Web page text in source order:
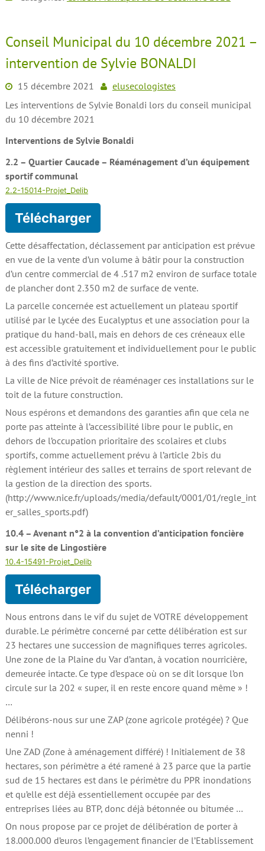
Conseil Municipal du 10 décembre 2021 –
intervention de Sylvie BONALDI
15 décembre 2021
elusecologistes
Les interventions de Sylvie Bonaldi lors du conseil municipal
du 10 décembre 2021
Interventions de Sylvie Bonaldi
2.2 – Quartier Caucade – Réaménagement d’un équipement
sportif communal
2.2-15014-Projet_Delib
Télécharger
Cette désaffectation, déclassement par anticipation est prévue
en vue de la vente d’un volume à bâtir pour la construction
d’un centre commercial de 4 .517 m2 environ de surface totale
de plancher dont 2.350 m2 de surface de vente.
La parcelle concernée est actuellement un plateau sportif
utilisé par le Lycée des Eucalyptus et une association pour la
pratique du hand-ball, mais en dehors de ces créneaux elle
est accessible gratuitement et individuellement pour le public
à des fins d’activité sportive.
La ville de Nice prévoit de réaménager ces installations sur le
toit de la future construction.
Nous espérons et demandons des garanties afin que cela ne
porte pas atteinte à l’accessibilité libre pour le public, en
dehors de l’occupation prioritaire des scolaires et clubs
sportifs, comme actuellement prévu à l’article 2bis du
règlement intérieur des salles et terrains de sport relevant de
la gestion de la direction des sports.
(http://www.nice.fr/uploads/media/default/0001/01/regle_int
er_salles_sports.pdf)
10.4 – Avenant n°2 à la convention d’anticipation foncière
sur le site de Lingostière
10.4-15491-Projet_Delib
Télécharger
Nous entrons dans le vif du sujet de VOTRE développement
durable. Le périmètre concerné par cette délibération est sur
23 hectares une succession de magnifiques terres agricoles.
Une zone de la Plaine du Var d’antan, à vocation nourricière,
demeurée intacte. Ce type d’espace où on se dit lorsque l’on
circule sur la 202 « super, il en reste encore quand même » !
…
Délibérons-nous sur une ZAP (zone agricole protégée) ? Que
nenni !
Une ZAD (Zone à aménagement différé) ! Initialement de 38
hectares, son périmètre a été ramené à 23 parce que la partie
sud de 15 hectares est dans le périmètre du PPR inondations
et qu’elle est déjà essentiellement occupée par des
entreprises liées au BTP, donc déjà bétonnée ou bitumée …
On nous propose par ce projet de délibération de porter à
18.000.000 d’euros l’engagement financier de l’Etablissement